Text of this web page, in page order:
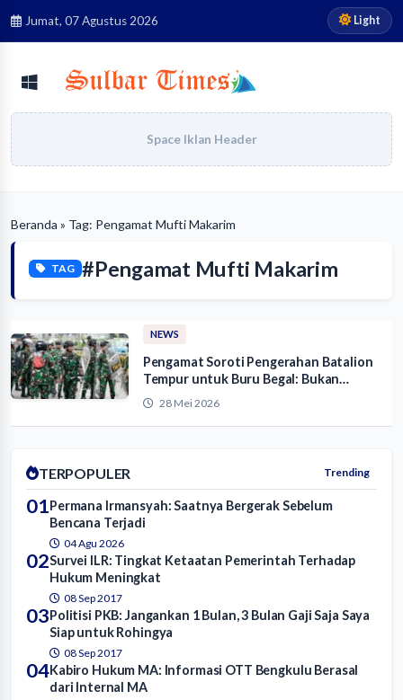
Jumat, 07 Agustus 2026 Light
Space Iklan Header
Beranda » Tag: Pengamat Mufti Makarim
TAG #Pengamat Mufti Makarim
NEWS
Pengamat Soroti Pengerahan Batalion
Tempur untuk Buru Begal: Bukan
Ranahnya
28 Mei 2026
TERPOPULER Trending
01Permana Irmansyah: Saatnya Bergerak Sebelum
Bencana Terjadi
04 Agu 2026
02Survei ILR: Tingkat Ketaatan Pemerintah Terhadap
Hukum Meningkat
08 Sep 2017
03Politisi PKB: Jangankan 1 Bulan, 3 Bulan Gaji Saja Saya
Siap untuk Rohingya
08 Sep 2017
04Kabiro Hukum MA: Informasi OTT Bengkulu Berasal
dari Internal MA